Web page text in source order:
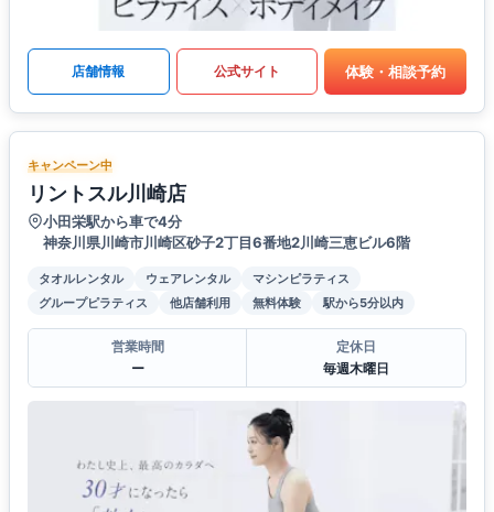
店舗情報 公式サイト 体験・相談予約
キャンペーン中
リントスル川崎店
小田栄駅から車で4分
神奈川県川崎市川崎区砂子2丁目6番地2川崎三恵ビル6階
タオルレンタル ウェアレンタル
マシンピラティス
グループピラティス
他店舗利用 無料体験 駅から5分以内
営業時間
ー
定休日
毎週木曜日